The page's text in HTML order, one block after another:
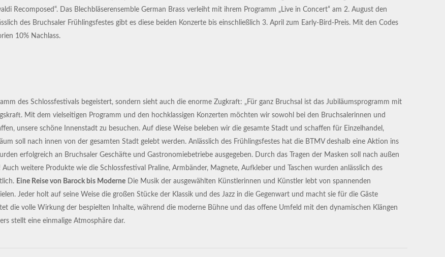
Recomposed“. Das Blechbläserensemble German Brass verleiht mit ihrem Programm „Live in Concert“ am 2. August den
des Bruchsaler Frühlingsfestes gibt es diese beiden Konzerte bis einschließlich 3. April zum Early-Bird-Preis. Mit den Codes
10% Nachlass.
des Schlossfestivals begeistert, sondern sieht auch die enorme Zugkraft: „Für ganz Bruchsal ist das Jubiläumsprogramm mit
Mit dem vielseitigen Programm und den hochklassigen Konzerten möchten wir sowohl bei den Bruchsalerinnen und
unsere schöne Innenstadt zu besuchen. Auf diese Weise beleben wir die gesamte Stadt und schaffen für Einzelhandel,
soll nach innen von der gesamten Stadt gelebt werden. Anlässlich des Frühlingsfestes hat die BTMV deshalb eine Aktion ins
erfolgreich an Bruchsaler Geschäfte und Gastronomiebetriebe ausgegeben. Durch das Tragen der Masken soll nach außen
weitere Produkte wie die Schlossfestival Praline, Armbänder, Magnete, Aufkleber und Taschen wurden anlässlich des
Eine Reise von Barock bis Moderne Die Musik der ausgewählten Künstlerinnen und Künstler lebt von spannenden
Jeder holt auf seine Weise die großen Stücke der Klassik und des Jazz in die Gegenwart und macht sie für die Gäste
die volle Wirkung der bespielten Inhalte, während die moderne Bühne und das offene Umfeld mit den dynamischen Klängen
stellt eine einmalige Atmosphäre dar.